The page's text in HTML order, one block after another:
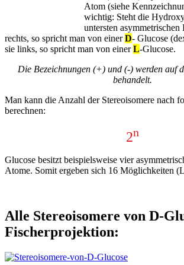
Atom (siehe
wichtig: Steht die
untersten
rechts, so spricht man von einerD- Glucose
sie links, so spricht man von einerL-Glucose.
Die Bezeichnungen (+) und (-) werden auf
behandelt.
Man kann die Anzahl der Stereoisomere nach
berechnen:
2n
Glucose besitzt beispielsweise vier
Atome. Somit ergeben sich 16 Möglichkeiten
Alle Stereoisomere von D-
Fischerprojektion: